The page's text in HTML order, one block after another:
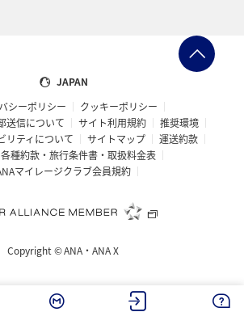
JAPAN
シーポリシー
クッキーポリシー
送信について
サイト利用規約
推奨環境
リティについて
サイトマップ
運送約款
種約款・旅行条件書・取扱料金表
マイレージクラブ会員規約
Copyright ©ANA・ANA X